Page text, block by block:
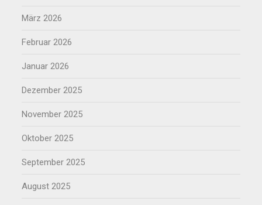
März 2026
Februar 2026
Januar 2026
Dezember 2025
November 2025
Oktober 2025
September 2025
August 2025